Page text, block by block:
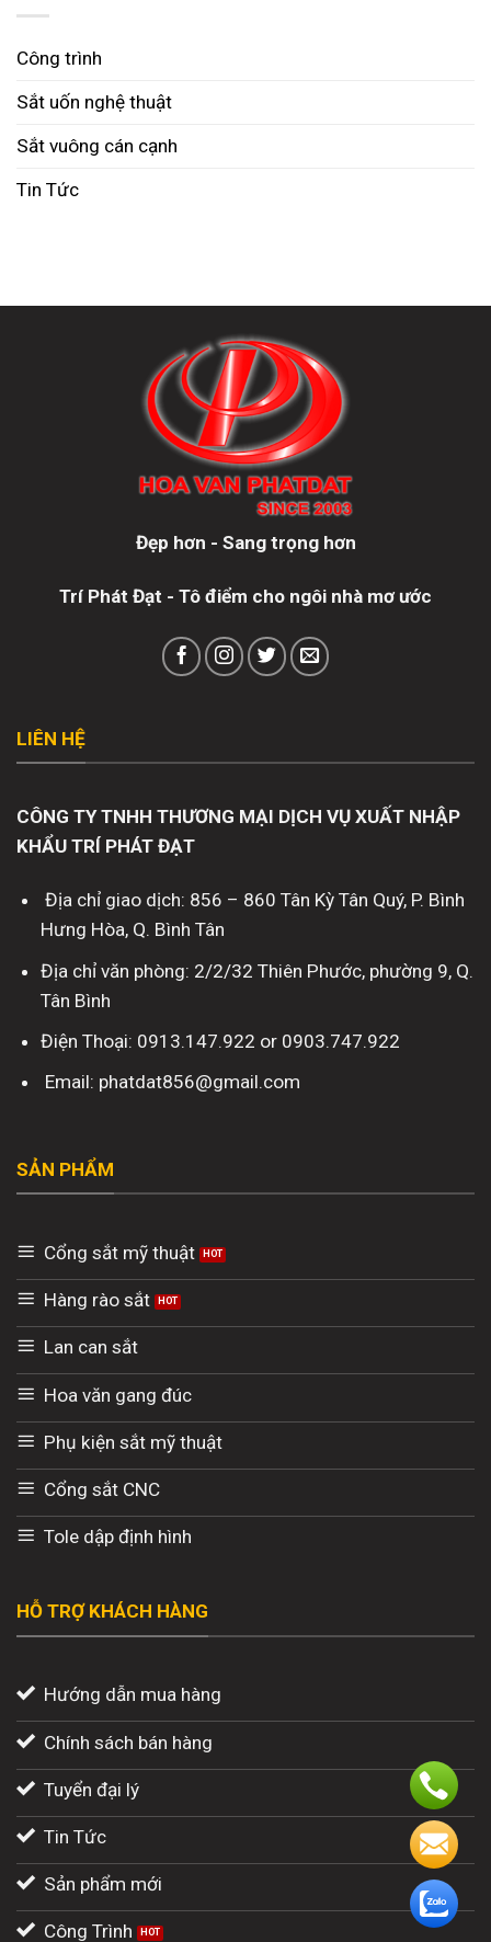
Công trình
Sắt uốn nghệ thuật
Sắt vuông cán cạnh
Tin Tức
Đẹp hơn - Sang trọng hơn
Trí Phát Đạt - Tô điểm cho ngôi nhà mơ ước
LIÊN HỆ
CÔNG TY TNHH THƯƠNG MẠI DỊCH VỤ XUẤT NHẬP
KHẨU TRÍ PHÁT ĐẠT
Địa chỉ giao dịch: 856 – 860 Tân Kỳ Tân Quý, P. Bình
Hưng Hòa, Q. Bình Tân
Địa chỉ văn phòng: 2/2/32 Thiên Phước, phường 9, Q.
Tân Bình
Điện Thoại: 0913.147.922 or 0903.747.922
Email: phatdat856@gmail.com
SẢN PHẨM
Cổng sắt mỹ thuật
Hàng rào sắt
Lan can sắt
Hoa văn gang đúc
Phụ kiện sắt mỹ thuật
Cổng sắt CNC
Tole dập định hình
HỖ TRỢ KHÁCH HÀNG
Hướng dẫn mua hàng
Chính sách bán hàng
Tuyển đại lý
Tin Tức
Sản phẩm mới
Công Trình